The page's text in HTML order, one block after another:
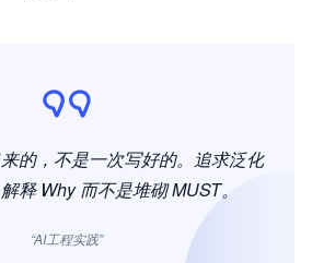
的，不是一次写好的。追求泛化
释 Why 而不是堆砌 MUST。
“AI工程实践”